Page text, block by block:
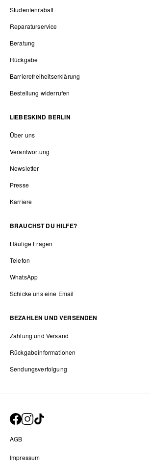
Studentenrabatt
Reparaturservice
Beratung
Rückgabe
Barrierefreiheitserklärung
Bestellung widerrufen
LIEBESKIND BERLIN
Über uns
Verantwortung
Newsletter
Presse
Karriere
BRAUCHST DU HILFE?
Häufige Fragen
Telefon
WhatsApp
Schicke uns eine Email
BEZAHLEN UND VERSENDEN
Zahlung und Versand
Rückgabeinformationen
Sendungsverfolgung
AGB
Impressum